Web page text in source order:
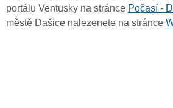
portálu Ventusky na stránce Počasí -
městě Dašice nalezenete na stránce